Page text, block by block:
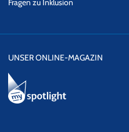
Fragen zu Inklusion
UNSER ONLINE-MAGAZIN